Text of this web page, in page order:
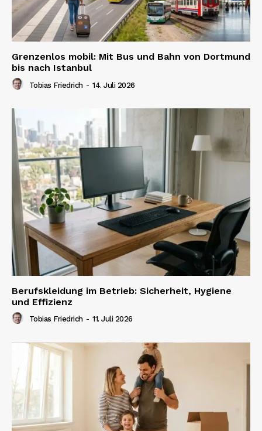
Grenzenlos mobil: Mit Bus und Bahn von Dortmund
bis nach Istanbul
Tobias Friedrich - 14. Juli 2026
Berufskleidung im Betrieb: Sicherheit, Hygiene
und Effizienz
Tobias Friedrich - 11. Juli 2026